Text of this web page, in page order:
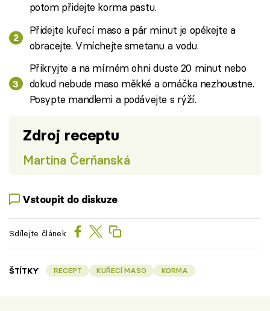
potom přidejte korma pastu.
Přidejte kuřecí maso a pár minut je opékejte a
obracejte. Vmíchejte smetanu a vodu.
Přikryjte a na mírném ohni duste 20 minut nebo
dokud nebude maso měkké a omáčka nezhoustne.
Posypte mandlemi a podávejte s rýží.
Zdroj receptu
Martina Čerňanská
Vstoupit do diskuze
Sdílejte článek
ŠTÍTKY RECEPT KUŘECÍ MASO KORMA